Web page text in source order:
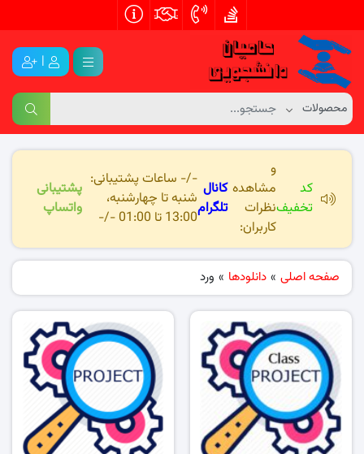
|
کد
تخفیف
و
مشاهده
نظرات
کاربران:
کانال
تلگرام
-/- ساعات پشتیبانی:
شنبه تا چهارشنبه،
13:00 تا 01:00 -/-
پشتیبانی
واتساپ
صفحه اصلی » دانلودها » ورد